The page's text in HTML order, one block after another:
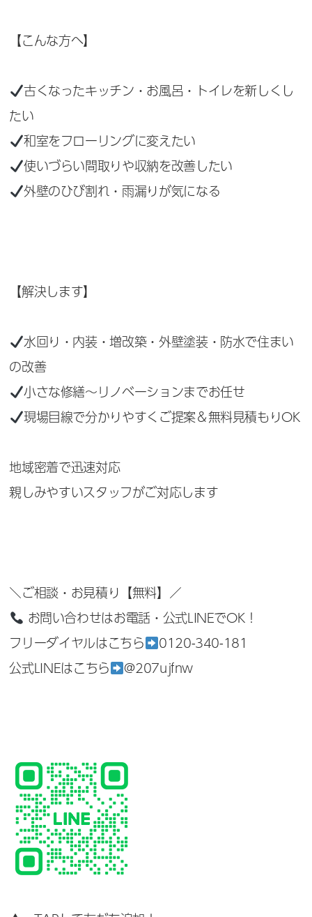
【こんな方へ】
古くなったキッチン・お風呂・トイレを新しくし
たい
和室をフローリングに変えたい
使いづらい間取りや収納を改善したい
外壁のひび割れ・雨漏りが気になる
【解決します】
水回り・内装・増改築・外壁塗装・防水で住まい
の改善
小さな修繕〜リノベーションまでお任せ
現場目線で分かりやすくご提案＆無料見積もりOK
地域密着で迅速対応
親しみやすいスタッフがご対応します
＼ご相談・お見積り【無料】／
お問い合わせはお電話・公式LINEでOK！
フリーダイヤルはこちら
0120-340-181
公式LINEはこちら
@207ujfnw